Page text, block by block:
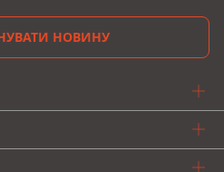
НОВИНУ